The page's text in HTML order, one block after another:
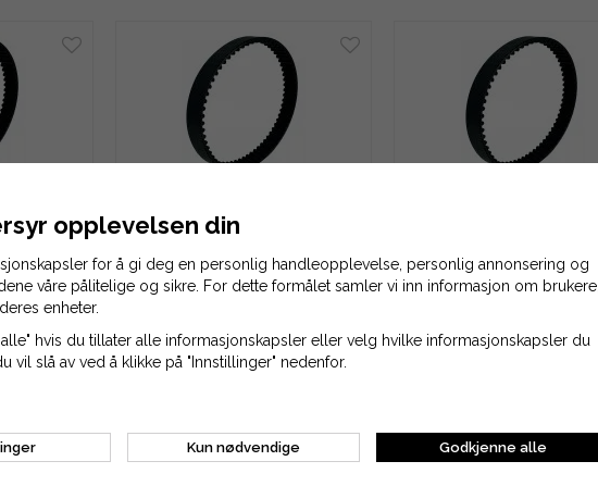
356 kr 382 kr
opplevelsen din
for å gi deg en personlig handleopplevelse, personlig annonsering og
våre pålitelige og sikre. For dette formålet samler vi inn informasjon om brukere,
enheter.
hvis du tillater alle informasjonskapsler eller velg hvilke informasjonskapsler du
vil slå av ved å klikke på "Innstillinger" nedenfor.
Kun nødvendige Godkjenne alle